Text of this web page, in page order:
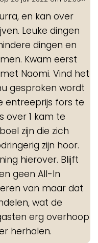
en kan over
Leuke dingen
dingen en
Kwam eerst
Naomi. Vind het
gesproken wordt
entreeprijs fors te
over 1 kam te
zijn die zich
zijn hoor.
hierover. Blijft
geen All-In
van maar dat
wat de
erg overhoop
herhalen.